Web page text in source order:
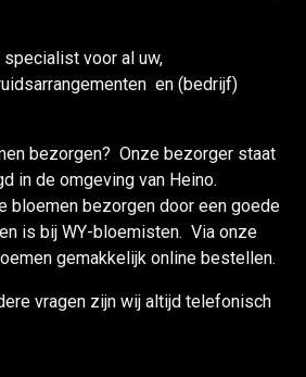
voor al uw,
en (bedrijf)
bezorgen? Onze bezorger staat
in de omgeving van Heino.
bloemen bezorgen door een goede
is bij WY-bloemisten. Via onze
gemakkelijk online bestellen.
vragen zijn wij altijd telefonisch